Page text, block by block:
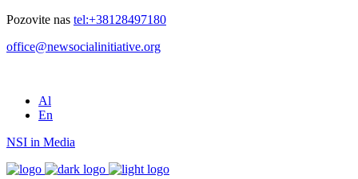
Pozovite nas tel:+38128497180
office@newsocialinitiative.org
Al
En
NSI in Media